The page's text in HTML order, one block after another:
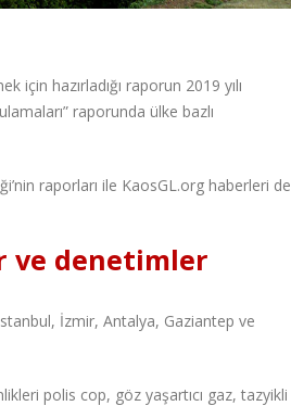
için hazırladığı raporun 2019 yılı
raporunda ülke bazlı
raporları ile KaosGL.org haberleri de
ve denetimler
İzmir, Antalya, Gaziantep ve
polis cop, göz yaşartıcı gaz, tazyikli